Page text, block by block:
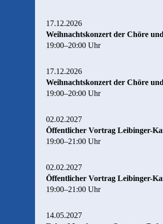
17.12.2026
Weihnachtskonzert der Chöre
19:00–20:00 Uhr
17.12.2026
Weihnachtskonzert der Chöre
19:00–20:00 Uhr
02.02.2027
Öffentlicher Vortrag Leibinger-
19:00–21:00 Uhr
02.02.2027
Öffentlicher Vortrag Leibinger-
19:00–21:00 Uhr
14.05.2027